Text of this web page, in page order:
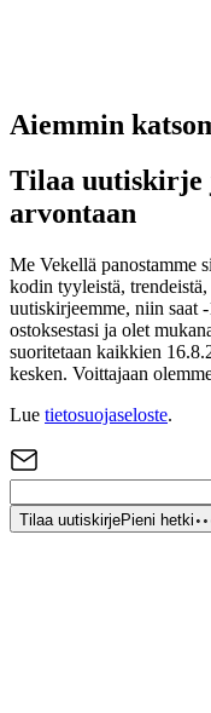
Aiemmin
Tilaa uutiskirje
arvontaan
Me Vekellä panostamme
kodin tyyleistä,
uutiskirjeemme, niin saat
ostoksestasi ja olet
suoritetaan kaikkien
kesken. Voittajaan
Lue tietosuojaseloste.
Tilaa uutiskirjePieni hetki